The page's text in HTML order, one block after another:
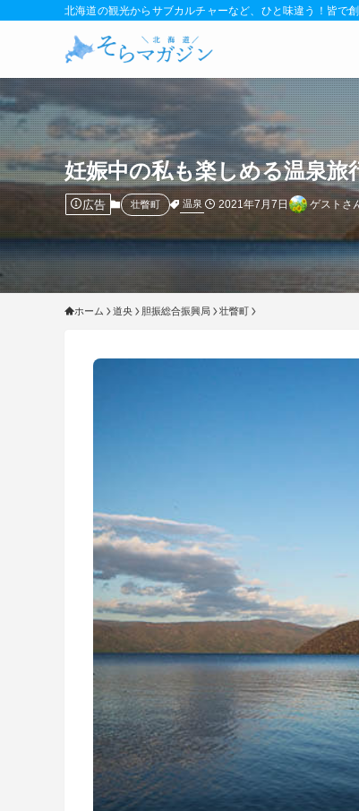
北海道の観光からサブカルチャーなど、ひと味違う！皆で
妊娠中の私も楽しめる温泉旅
広告 壮瞥町 温泉 2021年7月7日 ゲストさ
ホーム 道央 胆振総合振興局 壮瞥町